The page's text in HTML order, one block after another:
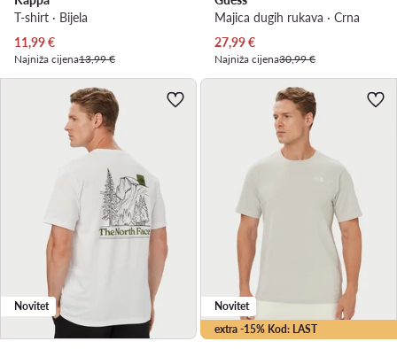
T-shirt · Bijela
Trenutna cijena
11,99€
Najniža cijena13,99 €
Majica dugih rukava · Crna
Trenutna cijena
27,99€
Najniža cijena30,99 €
Novitet
extra -15% Kod: LAST
Novitet